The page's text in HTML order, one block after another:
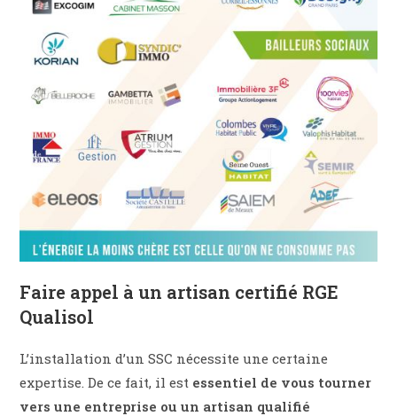
Faire appel à un artisan certifié RGE
Qualisol
L’installation d’un SSC nécessite une certaine
expertise. De ce fait, il est essentiel de vous tourner
vers une entreprise ou un artisan qualifié